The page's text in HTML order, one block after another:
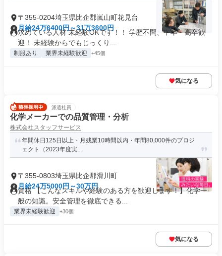
〒355-0204埼玉県比企郡嵐山町花見台
月給24万6400円～31万3600円
求めている人材 未経験OKです！！ 学歴不問、中卒・高卒歓
迎！ 未経験からでもじっくり...
制服あり 業界未経験歓迎 +45個
気になる
派遣社員
化学メーカーでの品質管理・分析
株式会社スタッフサービス
年間休日125日以上・月残業10時間以内・年間80,000件のプロジ
ェクト（2023年度実...
〒355-0803埼玉県比企郡滑川町
月給24万5000円～30万円
資格 【こんなスキルや経験のある方を歓迎します！】化学一
般の知識。安全管理を徹底できる...
業界未経験歓迎 +30個
気になる